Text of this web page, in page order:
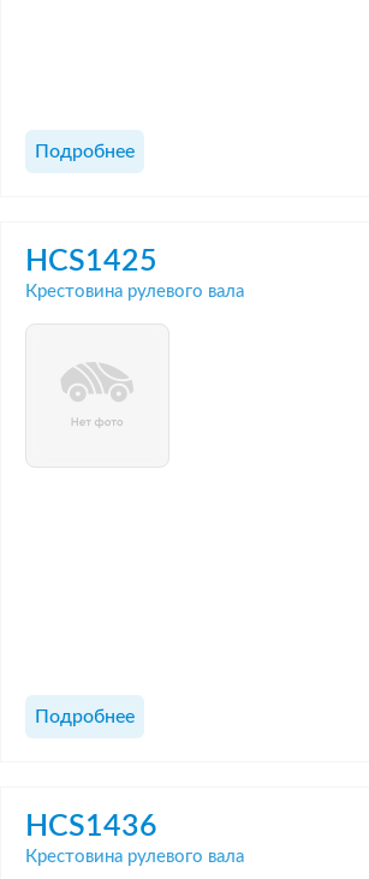
Подробнее
HCS1425
Крестовина рулевого вала
Подробнее
HCS1436
Крестовина рулевого вала